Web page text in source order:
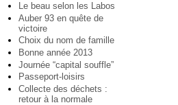
Le beau selon les Labos
Auber 93 en quête de
victoire
Choix du nom de famille
Bonne année 2013
Journée “capital souffle”
Passeport-loisirs
Collecte des déchets :
retour à la normale